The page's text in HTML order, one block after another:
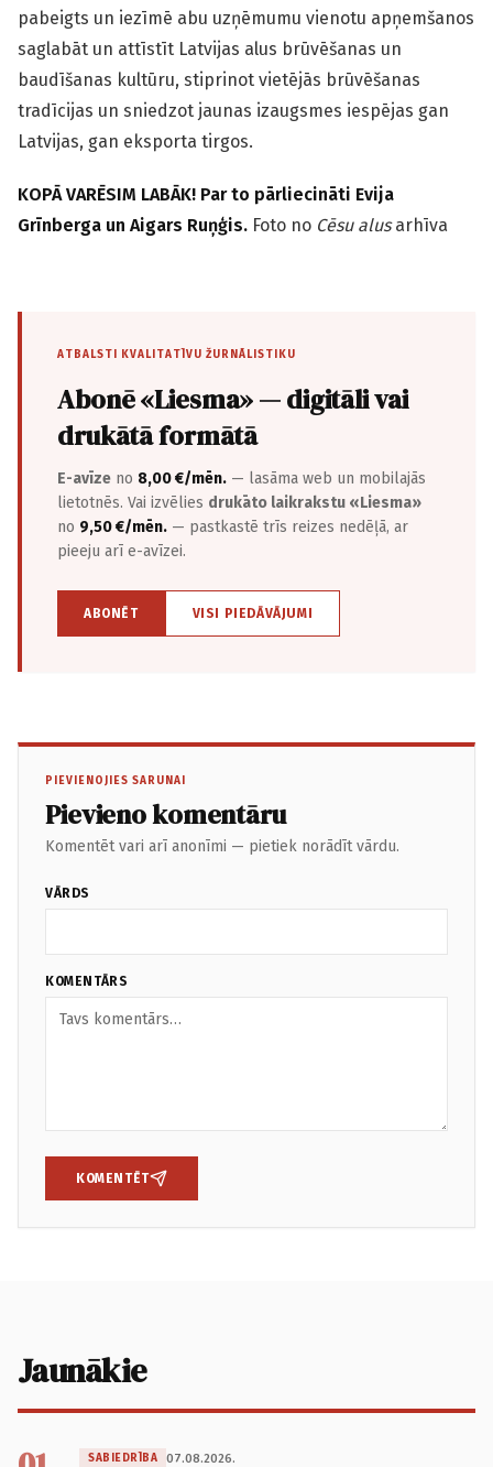
pabeigts un iezīmē abu uzņēmumu vienotu apņemšanos
saglabāt un attīstīt Latvijas alus brūvēšanas un
baudīšanas kultūru, stiprinot vietējās brūvēšanas
tradīcijas un sniedzot jaunas izaugsmes iespējas gan
Latvijas, gan eksporta tirgos.
KOPĀ VARĒSIM LABĀK! Par to pārliecināti Evija
Grīnberga un Aigars Ruņģis. Foto no Cēsu alusarhīva
ATBALSTI KVALITATĪVU ŽURNĀLISTIKU
Abonē «Liesma» — digitāli vai
drukātā formātā
E-avīze no 8,00 €/mēn. — lasāma web un mobilajās
lietotnēs. Vai izvēlies drukāto laikrakstu «Liesma»
no 9,50 €/mēn. — pastkastē trīs reizes nedēļā, ar
pieeju arī e-avīzei.
ABONĒT VISI PIEDĀVĀJUMI
PIEVIENOJIES SARUNAI
Pievieno komentāru
Komentēt vari arī anonīmi — pietiek norādīt vārdu.
VĀRDS
KOMENTĀRS
KOMENTĒT
Jaunākie
SABIEDRĪBA 07.08.2026.